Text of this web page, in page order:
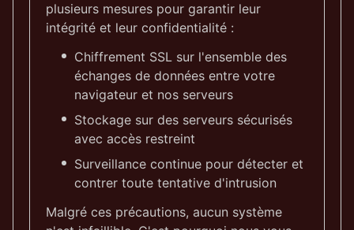
plusieurs mesures pour garantir leur
intégrité et leur confidentialité :
Chiffrement SSL sur l'ensemble des
échanges de données entre votre
navigateur et nos serveurs
Stockage sur des serveurs sécurisés
avec accès restreint
Surveillance continue pour détecter et
contrer toute tentative d'intrusion
Malgré ces précautions, aucun système